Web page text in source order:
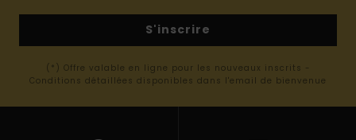
S'inscrire
(*) Offre valable en ligne pour les nouveaux inscrits -
Conditions détaillées disponibles dans l'email de bienvenue